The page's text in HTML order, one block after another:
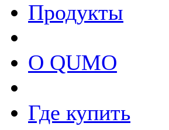
Продукты
О QUMO
Где купить